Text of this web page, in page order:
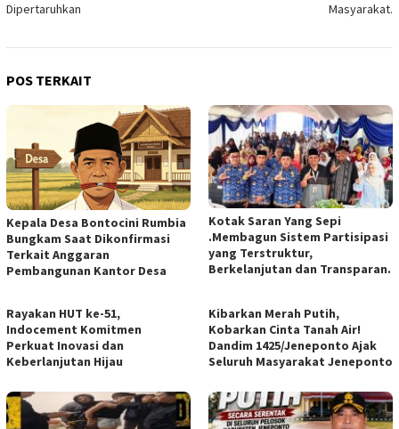
Dipertaruhkan
Masyarakat.
POS TERKAIT
Kepala Desa Bontocini Rumbia
Bungkam Saat Dikonfirmasi
Terkait Anggaran
Pembangunan Kantor Desa
Kotak Saran Yang Sepi
.Membagun Sistem Partisipasi
yang Terstruktur,
Berkelanjutan dan Transparan.
Rayakan HUT ke-51,
Indocement Komitmen
Perkuat Inovasi dan
Keberlanjutan Hijau
Kibarkan Merah Putih,
Kobarkan Cinta Tanah Air!
Dandim 1425/Jeneponto Ajak
Seluruh Masyarakat Jeneponto